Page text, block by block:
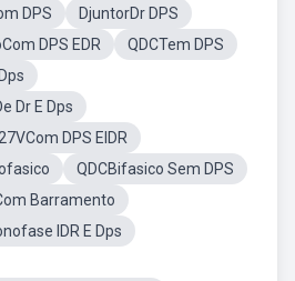
DPS
DjuntorDr DPS
DPS EDR
QDCTem DPS
Dr E Dps
DPS EIDR
QDCBifasico Sem DPS
Barramento
IDR E Dps